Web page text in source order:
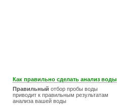
Как правильно сделать анализ воды
Правильный отбор пробы воды
приводит к правильным результатам
анализа вашей воды